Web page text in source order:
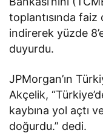
toplantısında faiz
indirerek yüzde
duyurdu.
JPMorgan’ın
Akçelik,
kaybına yol açtı
doğurdu.” dedi.